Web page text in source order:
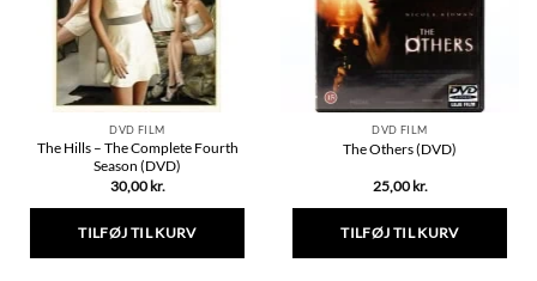
DVD FILM
The Hills – The Complete Fourth
Season (DVD)
30,00 kr.
TILFØJ TIL KURV
DVD FILM
The Others (DVD)
25,00 kr.
TILFØJ TIL KURV